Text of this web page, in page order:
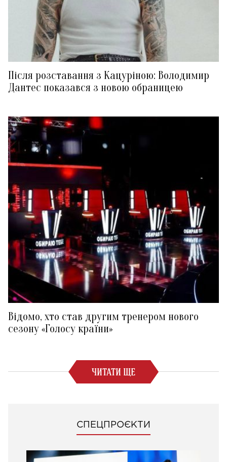
Після розставання з Кацуріною: Володимир
Дантес показався з новою обраницею
Відомо, хто став другим тренером нового
сезону «Голосу країни»
ЧИТАТИ ЩЕ
СПЕЦПРОЄКТИ